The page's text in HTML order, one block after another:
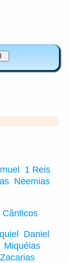
1 Reis
Neemias
Cânticos
Daniel
Miquéias
Zacarias